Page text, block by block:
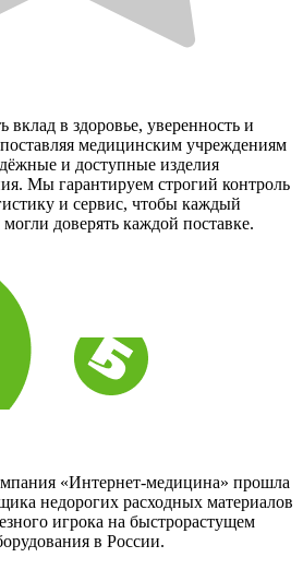
в здоровье, уверенность и
медицинским учреждениям
и доступные изделия
Мы гарантируем строгий контроль
и сервис, чтобы каждый
доверять каждой поставке.
«Интернет-медицина» прошла
недорогих расходных материалов
игрока на быстрорастущем
в России.